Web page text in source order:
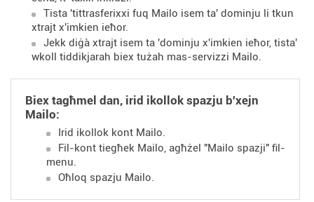
Tista 'tittrasferixxi fuq Mailo isem ta' dominju li tkun
xtrajt x'imkien ieħor.
Jekk diġà xtrajt isem ta 'dominju x'imkien ieħor, tista'
wkoll tiddikjarah biex tużah mas-servizzi Mailo.
Biex tagħmel dan, irid ikollok spazju b'xejn
Mailo:
Irid ikollok kont Mailo.
Fil-kont tiegħek Mailo, agħżel "Mailo spazji" fil-
menu.
Oħloq spazju Mailo.